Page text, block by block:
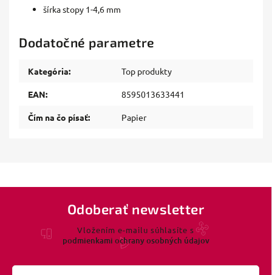
šírka stopy 1-4,6 mm
Dodatočné parametre
Kategória: Top produkty
EAN: 8595013633441
Čím na čo písať: Papier
Odoberať newsletter
Vložením e-mailu súhlasíte s
podmienkami ochrany osobných údajov